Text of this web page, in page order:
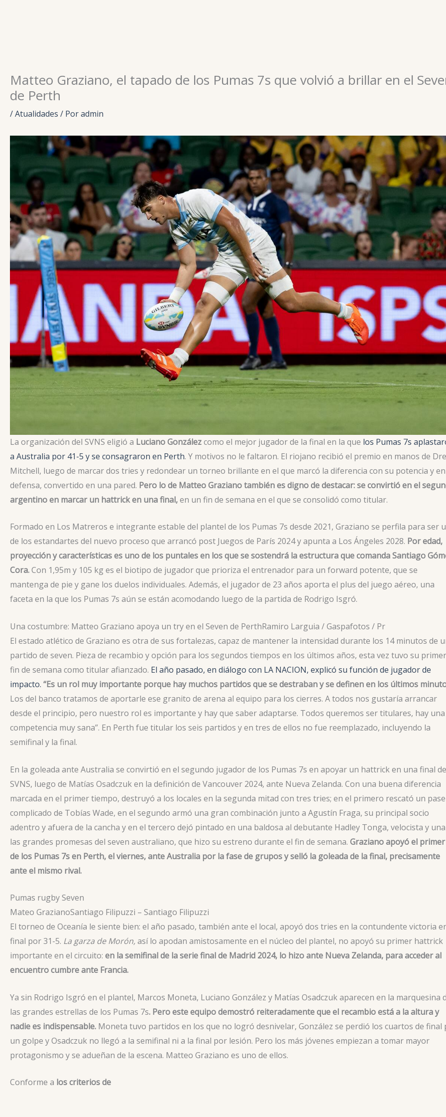
Matteo Graziano, el tapado de los Pumas 7s que volvió a brillar en el
de Perth
/Atualidades / Poradmin
La organización del SVNS eligió a Luciano Gonzálezcomo el mejor jugador de la final en la que los Pumas 7s
a Australia por 41-5 y se consagraron en Perth. Y motivos no le faltaron. El riojano recibió el premio en manos de
Mitchell, luego de marcar dos tries y redondear un torneo brillante en el que marcó la diferencia con su potencia y en
defensa, convertido en una pared. Pero lo de Matteo Graziano también es digno de destacar: se convirtió en el
argentino en marcar un hattrick en una final,en un fin de semana en el que se consolidó como titular.
Formado en Los Matreros e integrante estable del plantel de los Pumas 7s desde 2021, Graziano se perfila para ser
de los estandartes del nuevo proceso que arrancó post Juegos de París 2024 y apunta a Los Ángeles 2028. Por edad,
proyección y características es uno de los puntales en los que se sostendrá la estructura que comanda Santiago
Cora.Con 1,95m y 105 kg es el biotipo de jugador que prioriza el entrenador para un forward potente, que se
mantenga de pie y gane los duelos individuales. Además, el jugador de 23 años aporta el plus del juego aéreo, una
faceta en la que los Pumas 7s aún se están acomodando luego de la partida de Rodrigo Isgró.
Una costumbre: Matteo Graziano apoya un try en el Seven de PerthRamiro Larguia / Gaspafotos / Pr
El estado atlético de Graziano es otra de sus fortalezas, capaz de mantener la intensidad durante los 14 minutos de
partido de seven. Pieza de recambio y opción para los segundos tiempos en los últimos años, esta vez tuvo su primer
fin de semana como titular afianzado. El año pasado, en diálogo con LA NACION, explicó su función de jugador de
impacto. “Es un rol muy importante porque hay muchos partidos que se destraban y se definen en los últimos
Los del banco tratamos de aportarle ese granito de arena al equipo para los cierres. A todos nos gustaría arrancar
desde el principio, pero nuestro rol es importante y hay que saber adaptarse. Todos queremos ser titulares, hay una
competencia muy sana”. En Perth fue titular los seis partidos y en tres de ellos no fue reemplazado, incluyendo la
semifinal y la final.
En la goleada ante Australia se convirtió en el segundo jugador de los Pumas 7s en apoyar un hattrick en una final
SVNS, luego de Matías Osadczuk en la definición de Vancouver 2024, ante Nueva Zelanda. Con una buena diferencia
marcada en el primer tiempo, destruyó a los locales en la segunda mitad con tres tries; en el primero rescató un pase
complicado de Tobías Wade, en el segundo armó una gran combinación junto a Agustín Fraga, su principal socio
adentro y afuera de la cancha y en el tercero dejó pintado en una baldosa al debutante Hadley Tonga, velocista y
las grandes promesas del seven australiano, que hizo su estreno durante el fin de semana. Graziano apoyó el
de los Pumas 7s en Perth, el viernes, ante Australia por la fase de grupos y selló la goleada de la final, precisamente
ante el mismo rival.
Pumas rugby Seven
Mateo GrazianoSantiago Filipuzzi – Santiago Filipuzzi
El torneo de Oceanía le siente bien: el año pasado, también ante el local, apoyó dos tries en la contundente victoria
final por 31-5. La garza de Morón, así lo apodan amistosamente en el núcleo del plantel, no apoyó su primer hattrick
importante en el circuito: en la semifinal de la serie final de Madrid 2024, lo hizo ante Nueva Zelanda, para acceder al
encuentro cumbre ante Francia.
Ya sin Rodrigo Isgró en el plantel, Marcos Moneta, Luciano González y Matías Osadczuk aparecen en la marquesina
las grandes estrellas de los Pumas 7s. Pero este equipo demostró reiteradamente que el recambio está a la altura y
nadie es indispensable. Moneta tuvo partidos en los que no logró desnivelar, González se perdió los cuartos de final
un golpe y Osadczuk no llegó a la semifinal ni a la final por lesión. Pero los más jóvenes empiezan a tomar mayor
protagonismo y se adueñan de la escena. Matteo Graziano es uno de ellos.
Conforme a los criterios de